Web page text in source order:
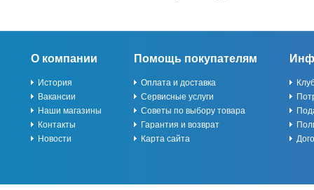
О компании
История
Вакансии
Наши магазины
Контакты
Новости
Помощь покупателям
Оплата и доставка
Сервисные услуги
Советы по выбору товара
Гарантия и возврат
Карта сайта